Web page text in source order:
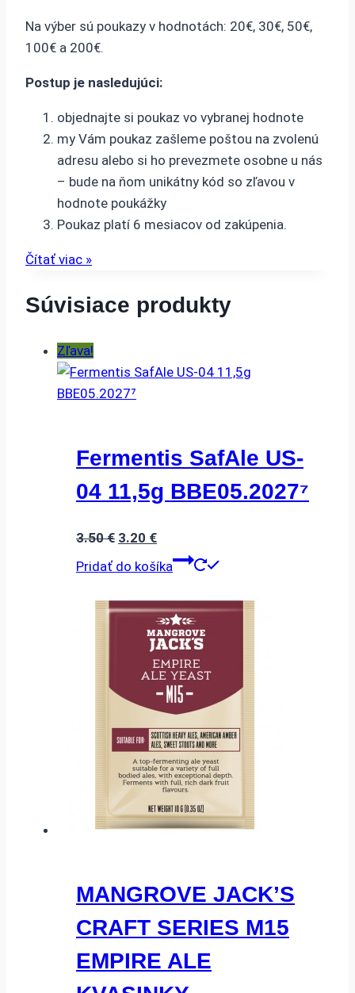
Na výber sú poukazy v hodnotách: 20€, 30€, 50€,
100€ a 200€.
Postup je nasledujúci:
objednajte si poukaz vo vybranej hodnote
my Vám poukaz zašleme poštou na zvolenú
adresu alebo si ho prevezmete osobne u nás
– bude na ňom unikátny kód so zľavou v
hodnote poukážky
Poukaz platí 6 mesiacov od zakúpenia.
Čítať viac »
Súvisiace produkty
Zľava!
Fermentis SafAle US-
04 11,5g BBE05.2027⁷
3.50€ Pôvodná
cena
3.50 €.
3.20 €Aktuálna
cena
3.20 €.
Pridať do košíka
MANGROVE JACK’S
CRAFT SERIES M15
EMPIRE ALE